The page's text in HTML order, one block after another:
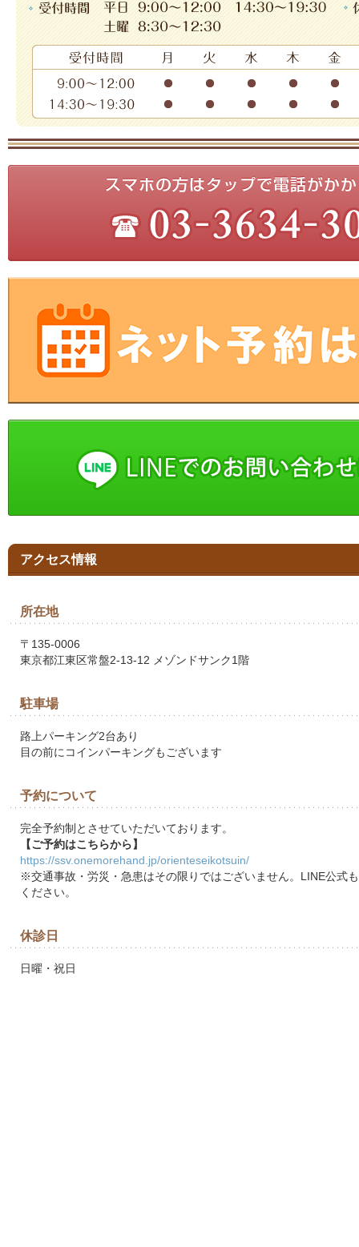
アクセス情報
所在地
〒135-0006
東京都江東区常盤2-13-12 メゾンドサンク1階
駐車場
路上パーキング2台あり
目の前にコインパーキングもございます
予約について
完全予約制とさせていただいております。
【ご予約はこちらから】
https://ssv.onemorehand.jp/orienteseikotsuin/
※交通事故・労災・急患はその限りではございません。LINE公式
ください。
休診日
日曜・祝日